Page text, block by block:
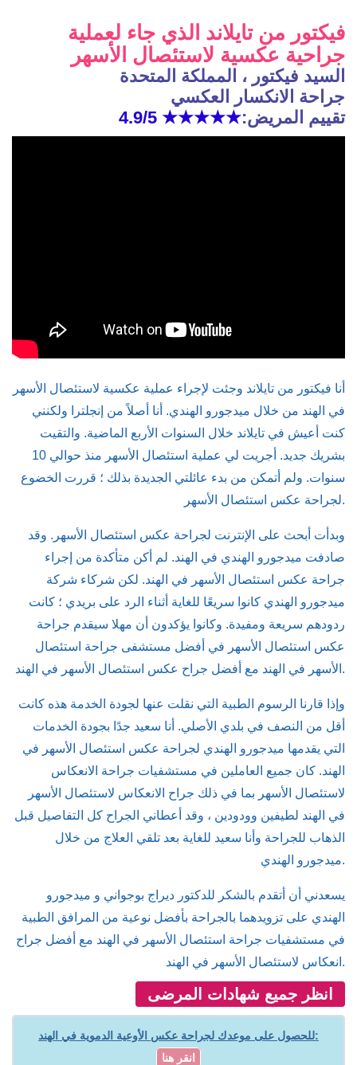
فيكتور من تايلاند الذي جاء لعملية
جراحية عكسية لاستئصال الأسهر
السيد فيكتور ، المملكة المتحدة
جراحة الانكسار العكسي
تقييم المريض:★★★★★
4.9/5
أنا فيكتور من تايلاند وجئت لإجراء عملية عكسية لاستئصال الأسهر
في الهند من خلال ميدجورو الهندي. أنا أصلاً من إنجلترا ولكنني
كنت أعيش في تايلاند خلال السنوات الأربع الماضية. والتقيت
بشريك جديد. أجريت لي عملية استئصال الأسهر منذ حوالي 10
سنوات. ولم أتمكن من بدء عائلتي الجديدة بذلك ؛ قررت الخضوع
لجراحة عكس استئصال الأسهر.
وبدأت أبحث على الإنترنت لجراحة عكس استئصال الأسهر. وقد
صادفت ميدجورو الهندي في الهند. لم أكن متأكدة من إجراء
جراحة عكس استئصال الأسهر في الهند. لكن شركاء شركة
ميدجورو الهندي كانوا سريعًا للغاية أثناء الرد على بريدي ؛ كانت
ردودهم سريعة ومفيدة. وكانوا يؤكدون أن مهلا سيقدم جراحة
عكس استئصال الأسهر في أفضل مستشفى جراحة استئصال
الأسهر في الهند مع أفضل جراح عكس استئصال الأسهر في الهند.
وإذا قارنا الرسوم الطبية التي نقلت عنها لجودة الخدمة هذه كانت
أقل من النصف في بلدي الأصلي. أنا سعيد جدًا بجودة الخدمات
التي يقدمها ميدجورو الهندي لجراحة عكس استئصال الأسهر في
الهند. كان جميع العاملين في مستشفيات جراحة الانعكاس
لاستئصال الأسهر بما في ذلك جراح الانعكاس لاستئصال الأسهر
في الهند لطيفين وودودين ، وقد أعطاني الجراح كل التفاصيل قبل
الذهاب للجراحة وأنا سعيد للغاية بعد تلقي العلاج من خلال
ميدجورو الهندي.
يسعدني أن أتقدم بالشكر للدكتور ديراج بوجواني و ميدجورو
الهندي على تزويدهما بالجراحة بأفضل نوعية من المرافق الطبية
في مستشفيات جراحة استئصال الأسهر في الهند مع أفضل جراح
انعكاس لاستئصال الأسهر في الهند.
انظر جميع شهادات المرضى
للحصول على موعدك لجراحة عكس الأوعية الدموية في الهند:
انقر هنا